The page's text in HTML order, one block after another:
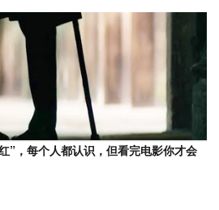
”，每个人都认识，但看完电影你才会